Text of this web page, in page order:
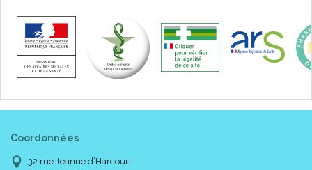
Coordonnées
32 rue Jeanne d’Harcourt